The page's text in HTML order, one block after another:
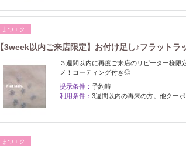
まつエク
【3week以内ご来店限定】お付け足し♪フラットラ
３週間以内に再度ご来店のリピーター様限
メ！コーティング付き◎
提示条件： 予約時
利用条件： 3週間以内の再来の方。他クー
まつエク